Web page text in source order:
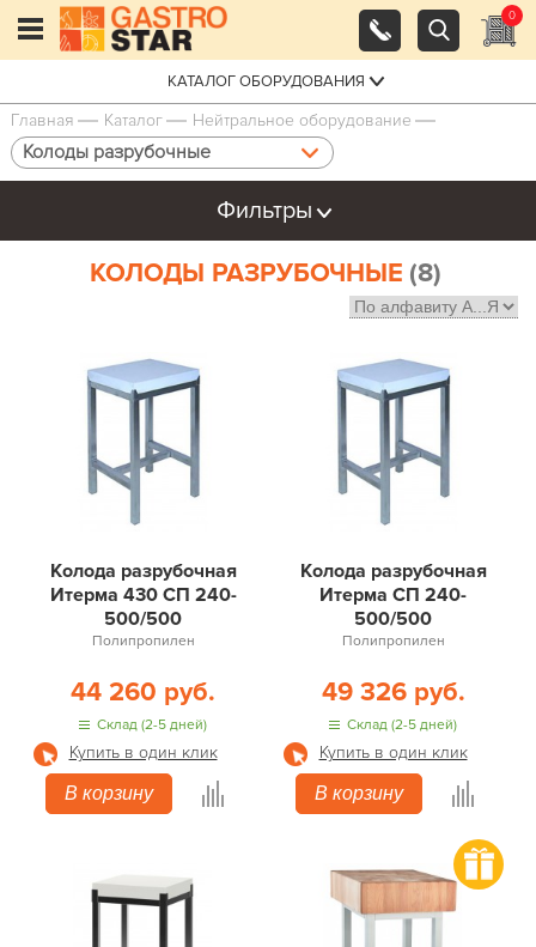
0
КАТАЛОГ ОБОРУДОВАНИЯ
Главная Каталог Нейтральное оборудование
Колоды разрубочные
Фильтры
КОЛОДЫ РАЗРУБОЧНЫЕ (8)
Колода разрубочная
Итерма 430 СП 240-
500/500
Полипропилен
44 260 руб.
Склад (2-5 дней)
Купить в один клик
В корзину
Колода разрубочная
Итерма СП 240-
500/500
Полипропилен
49 326 руб.
Склад (2-5 дней)
Купить в один клик
В корзину